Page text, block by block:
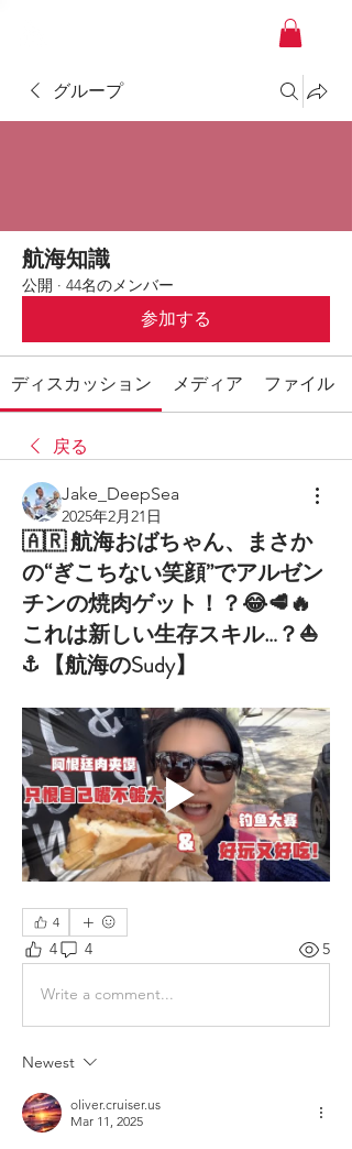
グループ
航海知識
公開 · 44名のメンバー
参加する
ディスカッション メディア ファイル
戻る
Jake_DeepSea
2025年2月21日
🇦🇷 航海おばちゃん、まさか
の“ぎこちない笑顔”でアルゼン
チンの焼肉ゲット！？😂🥩🔥
これは新しい生存スキル…？⛵
⚓ 【航海のSudy】
4
4 4 5
Write a comment...
Newest
oliver.cruiser.us
Mar 11, 2025